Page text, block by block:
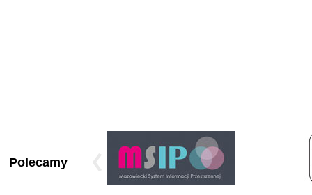
Polecamy